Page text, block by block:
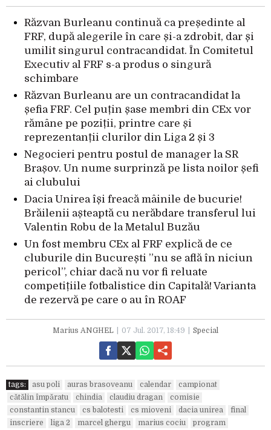
Răzvan Burleanu continuă ca președinte al
FRF, după alegerile în care și-a zdrobit, dar și
umilit singurul contracandidat. În Comitetul
Executiv al FRF s-a produs o singură
schimbare
Răzvan Burleanu are un contracandidat la
șefia FRF. Cel puțin șase membri din CEx vor
rămâne pe poziții, printre care și
reprezentanții clurilor din Liga 2 și 3
Negocieri pentru postul de manager la SR
Brașov. Un nume surprinză pe lista noilor șefi
ai clubului
Dacia Unirea își freacă mâinile de bucurie!
Brăilenii așteaptă cu nerăbdare transferul lui
Valentin Robu de la Metalul Buzău
Un fost membru CEx al FRF explică de ce
cluburile din București ”nu se află în niciun
pericol”, chiar dacă nu vor fi reluate
competițiile fotbalistice din Capitală! Varianta
de rezervă pe care o au în ROAF
Marius ANGHEL 07 Jul. 2017, 18:49 Special
tags: asu poli auras brasoveanu calendar
campionat
cătălin împăratu
chindia claudiu dragan
comisie
constantin stancu
cs balotesti cs mioveni dacia unirea
final
inscriere
liga 2 marcel ghergu marius cociu
program